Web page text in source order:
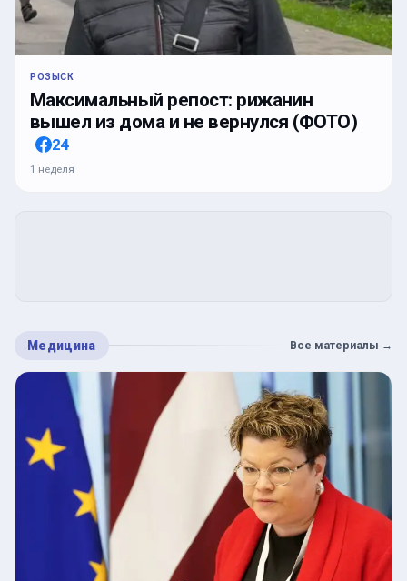
РОЗЫСК
Максимальный репост: рижанин
вышел из дома и не вернулся (ФОТО)
24
1 неделя
Медицина Все материалы →